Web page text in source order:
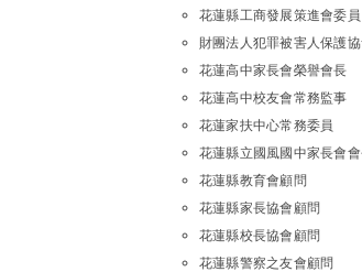
花蓮縣工商發展策進會委員
財團法人犯罪被害人保護
花蓮高中家長會榮譽會長
花蓮高中校友會常務監事
花蓮家扶中心常務委員
花蓮縣立國風國中家長會
花蓮縣教育會顧問
花蓮縣家長協會顧問
花蓮縣校長協會顧問
花蓮縣警察之友會顧問